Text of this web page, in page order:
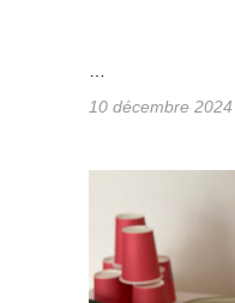
10 décembre 2024